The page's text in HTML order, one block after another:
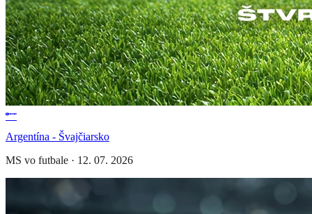
Argentína - Švajčiarsko
MS vo futbale · 12. 07. 2026